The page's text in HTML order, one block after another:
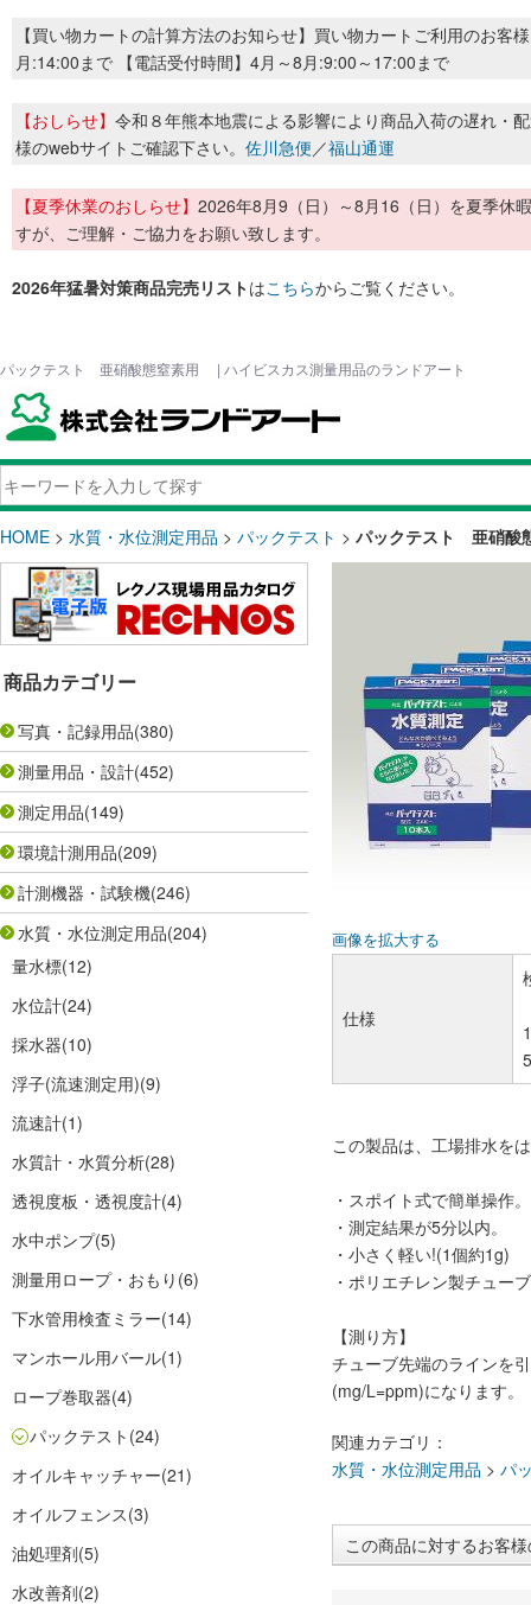
【買い物カートの計算方法のお知らせ】買い物カートご利用のお客
月:14:00まで 【電話受付時間】4月～8月:9:00～17:00まで
【おしらせ】 令和８年熊本地震による影響により商品入荷の遅れ・
様のwebサイトご確認下さい。 佐川急便／福山通運
【夏季休業のおしらせ】 2026年8月9（日）～8月16（日）を夏季休
すが、ご理解・ご協力をお願い致します。
2026年猛暑対策商品完売リストはこちらからご覧ください。
パックテスト 亜硝酸態窒素用 | ハイビスカス測量用品のランドアート
HOME > 水質・水位測定用品 > パックテスト > パックテスト 亜硝
商品カテゴリー
写真・記録用品(380)
測量用品・設計(452)
測定用品(149)
環境計測用品(209)
計測機器・試験機(246)
水質・水位測定用品(204)
量水標(12)
水位計(24)
採水器(10)
浮子(流速測定用)(9)
流速計(1)
水質計・水質分析(28)
透視度板・透視度計(4)
水中ポンプ(5)
測量用ロープ・おもり (6)
下水管用検査ミラー(14)
マンホール用バール(1)
ロープ巻取器(4)
パックテスト (24)
オイルキャッチャー(21)
オイルフェンス(3)
油処理剤(5)
水改善剤(2)
画像を拡大する
仕様
この製品は、工場排水を
・スポイト式で簡単操作。
・測定結果が5分以内。
・小さく軽い!(1個約1g)
・ポリエチレン製チュー
【測り方】
チューブ先端のラインを
(mg/L=ppm)になります。
関連カテゴリ：
水質・水位測定用品 > パ
この商品に対するお客